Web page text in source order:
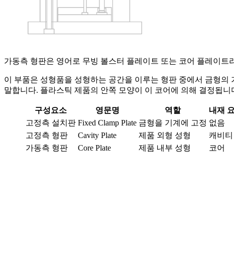
가동측 형판은 영어로 무빙 볼스터 플레이트 또는 코어 플레이트
이 부품은 성형품을 성형하는 공간을 이루는 형판 중에서 금형
말합니다. 플라스틱 제품의 안쪽 모양이 이 코어에 의해 결정됩니
구성요소 영문명 역할
내재
고정측 설치판 Fixed Clamp Plate 금형을 기계에 고정 없음
고정측 형판
Cavity Plate 제품 외형 성형
캐비티
가동측 형판
Core Plate 제품 내부 성형 코어